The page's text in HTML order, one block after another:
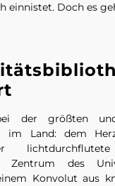
einnistet. Doch es
der größten und
im Land: dem
Zentrum des
Konvolut aus